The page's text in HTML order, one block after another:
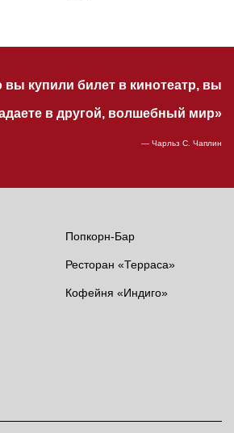
вы купили билет в кинотеатр, вы
в другой, волшебный мир»
— Чарльз С. Чаплин
Попкорн-Бар
Ресторан «Терраса»
Кофейня «Индиго»